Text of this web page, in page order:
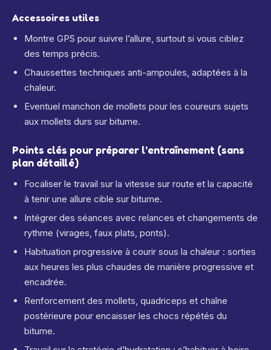
Accessoires utiles
Montre GPS pour suivre l’allure, surtout si vous ciblez
des temps précis.
Chaussettes techniques anti-ampoules, adaptées à la
chaleur.
Eventuel manchon de mollets pour les coureurs sujets
aux mollets durs sur bitume.
Points clés pour préparer l’entraînement (sans
plan détaillé)
Focaliser le travail sur la vitesse sur route et la capacité
à tenir une allure cible sur bitume.
Intégrer des séances avec relances et changements de
rythme (virages, faux plats, ponts).
Habituation progressive à courir sous la chaleur : sorties
aux heures les plus chaudes de manière progressive et
encadrée.
Renforcement des mollets, quadriceps et chaîne
postérieure pour encaisser les chocs répétés du
bitume.